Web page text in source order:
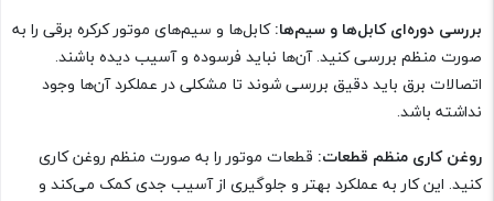
بررسی دوره‌ای کابل‌ها و سیم‌ها:کابل‌ها و سیم‌های موتور کرکره برقی را به
صورت منظم بررسی کنید. آن‌ها نباید فرسوده و آسیب دیده باشند.
اتصالات برق باید دقیق بررسی شوند تا مشکلی در عملکرد آن‌ها وجود
نداشته باشد.
روغن کاری منظم قطعات: قطعات موتور را به صورت منظم روغن کاری
کنید. این کار به عملکرد بهتر و جلوگیری از آسیب جدی کمک می‌کند و